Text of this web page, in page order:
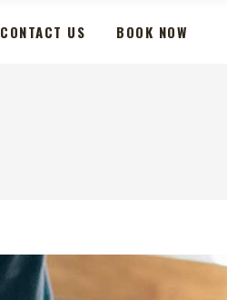
CONTACT US BOOK NOW